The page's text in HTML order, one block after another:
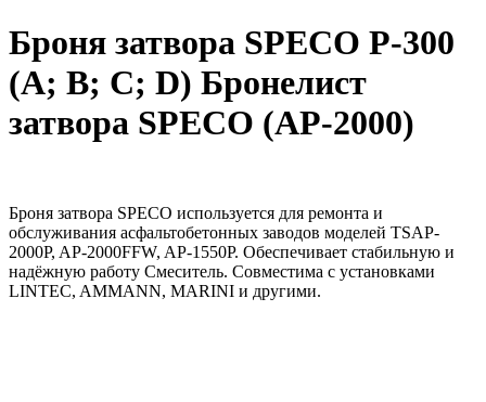
Броня затвора SPECO Р-300
(A; B; C; D) Бронелист
затвора SPECO (AP-2000)
Броня затвора SPECO используется для ремонта и
обслуживания асфальтобетонных заводов моделей TSAP-
2000P, AP-2000FFW, AP-1550P. Обеспечивает стабильную и
надёжную работу Смеситель. Совместима с установками
LINTEC, AMMANN, MARINI и другими.